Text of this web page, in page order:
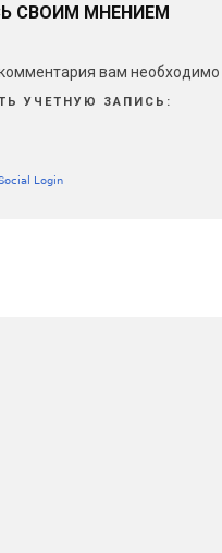
СВОИМ МНЕНИЕМ
вам необходимо
УЧЕТНУЮ ЗАПИСЬ: